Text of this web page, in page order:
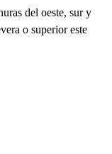
del oeste, sur y
o superior este